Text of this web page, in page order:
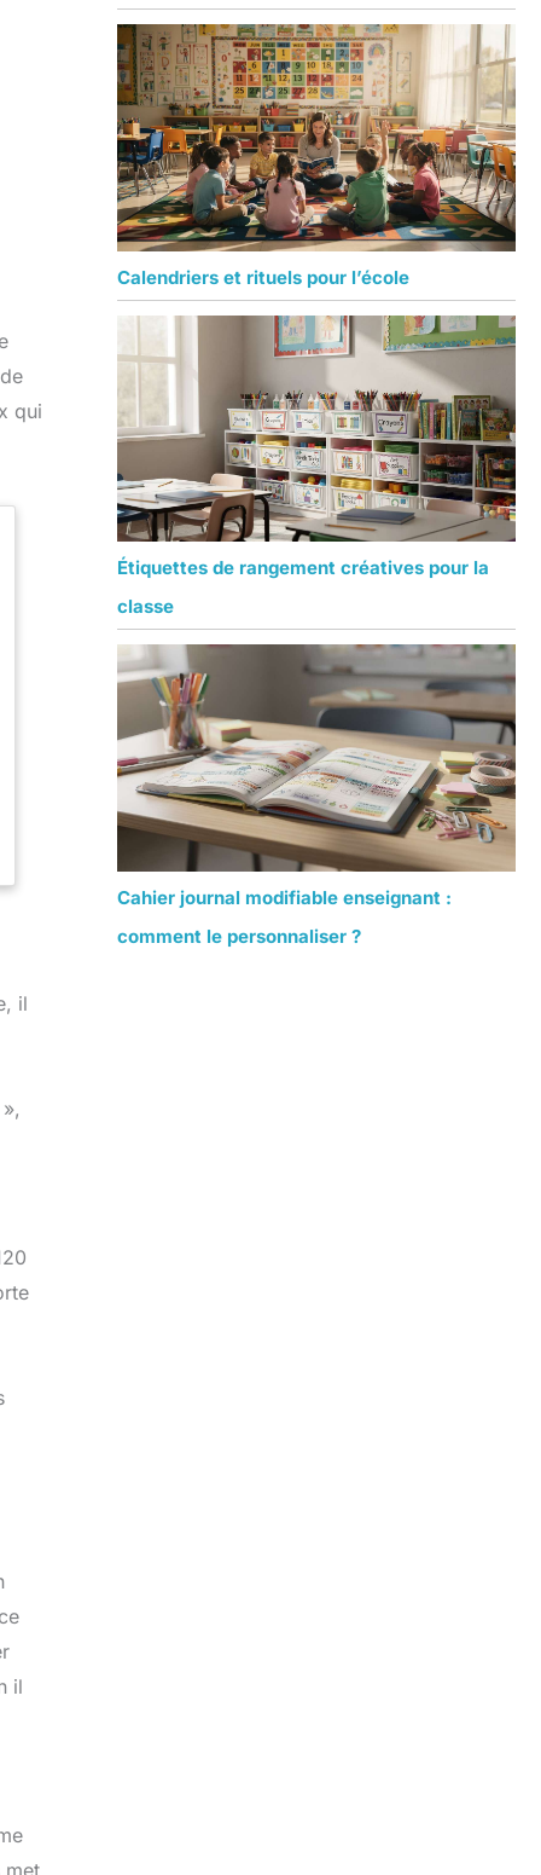
qui
il
il
Calendriers et rituels pour l’école
Étiquettes de rangement créatives pour la
classe
Cahier journal modifiable enseignant :
comment le personnaliser ?